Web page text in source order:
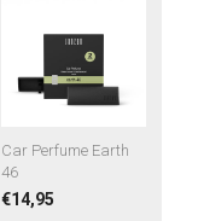
Car Perfume Earth
46
€14,95